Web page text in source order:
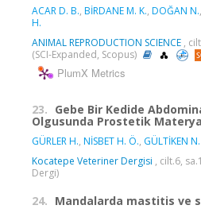
ACAR D. B., BİRDANE M. K., DOĞAN N.,
H.
ANIMAL REPRODUCTION SCIENCE ,
(SCI-Expanded, Scopus)
PlumX Metrics
23. Gebe Bir Kedide
Olgusunda Prostetik
GÜRLER H., NİSBET H. Ö., GÜLTİKEN N.
Kocatepe Veteriner Dergisi , cilt.6,
Dergi)
24. Mandalarda mastitis ve